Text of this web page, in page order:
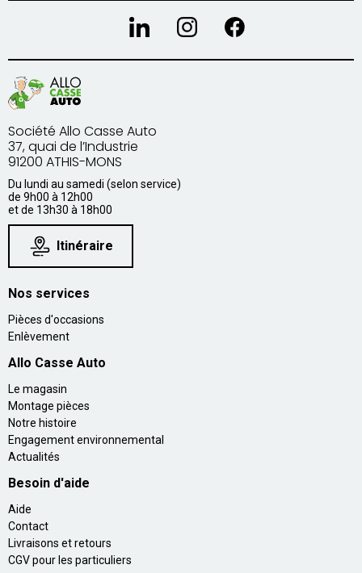
Société Allo Casse Auto
37, quai de l’Industrie
91200 ATHIS-MONS
Du lundi au samedi (selon service)
de 9h00 à 12h00
et de 13h30 à 18h00
Itinéraire
Nos services
Pièces d'occasions
Enlèvement
Allo Casse Auto
Le magasin
Montage pièces
Notre histoire
Engagement environnemental
Actualités
Besoin d'aide
Aide
Contact
Livraisons et retours
CGV pour les particuliers